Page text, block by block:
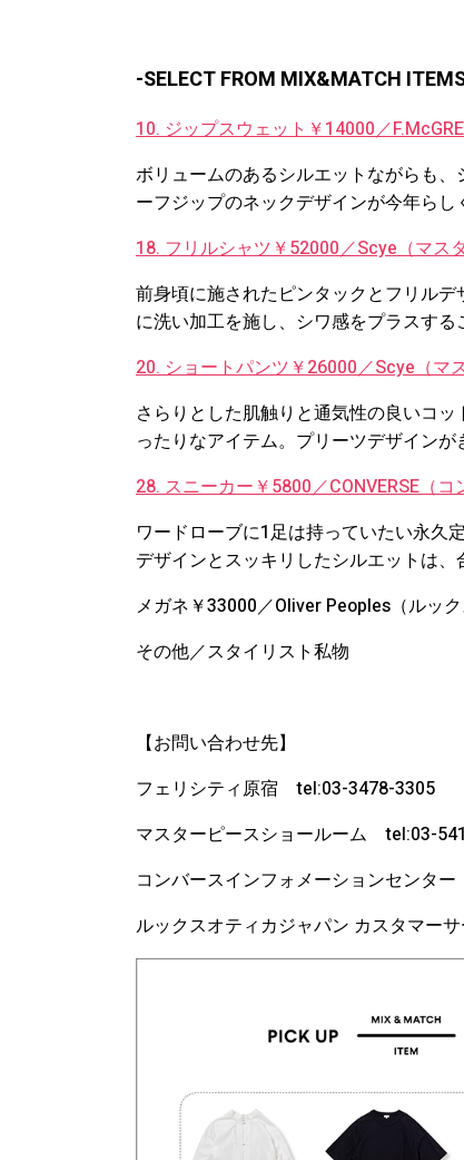
-SELECT FROM MIX&MATCH
10. ジップスウェット￥14000／
ボリュームのあるシルエットながらも
ーフジップのネックデザインが今年らし
18. フリルシャツ￥52000／Scye（マス
前身頃に施されたピンタックとフリル
に洗い加工を施し、シワ感をプラスする
20. ショートパンツ￥26000／Scye（マ
さらりとした肌触りと通気性の良いコ
ったりなアイテム。プリーツデザインが
28. スニーカー￥5800／CONVERSE（
ワードローブに1足は持っていたい永久
デザインとスッキリしたシルエットは、
メガネ￥33000／Oliver Peoples（ルッ
その他／スタイリスト私物
【お問い合わせ先】
フェリシティ原宿 tel:03-3478-3305
マスターピースショールーム tel:03-
コンバースインフォメーションセンタ
ルックスオティカジャパン カスタマー